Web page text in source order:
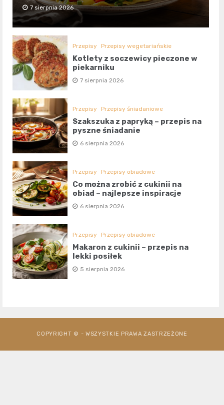
7 sierpnia 2026
Przepisy Przepisy wegetariańskie
Kotlety z soczewicy pieczone w
piekarniku
7 sierpnia 2026
Przepisy Przepisy śniadaniowe
Szakszuka z papryką – przepis na
pyszne śniadanie
6 sierpnia 2026
Przepisy Przepisy obiadowe
Co można zrobić z cukinii na
obiad – najlepsze inspiracje
6 sierpnia 2026
Przepisy Przepisy obiadowe
Makaron z cukinii – przepis na
lekki posiłek
5 sierpnia 2026
COPYRIGHT © - WSZYSTKIE PRAWA ZASTRZEŻONE